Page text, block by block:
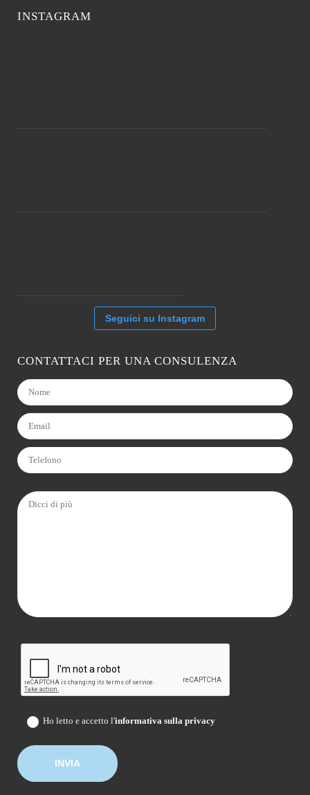
INSTAGRAM
Seguici su Instagram
CONTATTACI PER UNA CONSULENZA
Ho letto e accetto l'informativa sulla privacy